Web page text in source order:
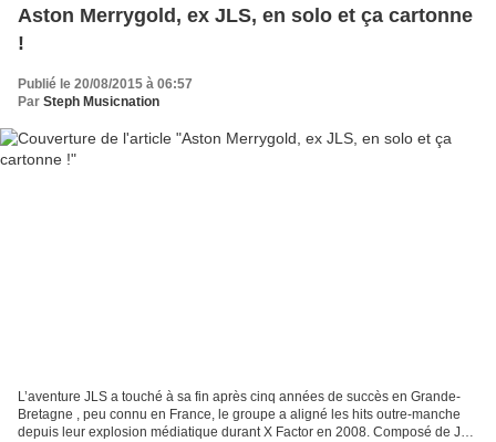
Aston Merrygold, ex JLS, en solo et ça cartonne
!
Publié le 20/08/2015 à 06:57
Par Steph Musicnation
L’aventure JLS a touché à sa fin après cinq années de succès en Grande-
Bretagne , peu connu en France, le groupe a aligné les hits outre-manche
depuis leur explosion médiatique durant X Factor en 2008. Composé de JB